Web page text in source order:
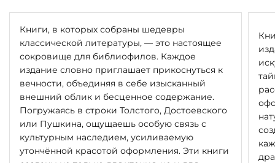
Книги, в которых собраны шедевры
классической литературы, — это настоящее
сокровище для библиофилов. Каждое
издание словно приглашает прикоснуться к
вечности, объединяя в себе изысканный
внешний облик и бесценное содержание.
Погружаясь в строки Толстого, Достоевского
или Пушкина, ощущаешь особую связь с
культурным наследием, усиливаемую
утончённой красотой оформления. Эти книги